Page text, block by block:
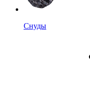
Снуды